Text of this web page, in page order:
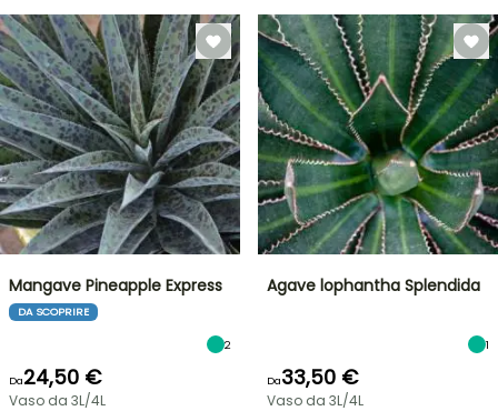
Mangave Pineapple Express
DA SCOPRIRE
2
Da24,50 €
Vaso da 3L/4L
Agave lophantha Splendida
1
Da33,50 €
Vaso da 3L/4L